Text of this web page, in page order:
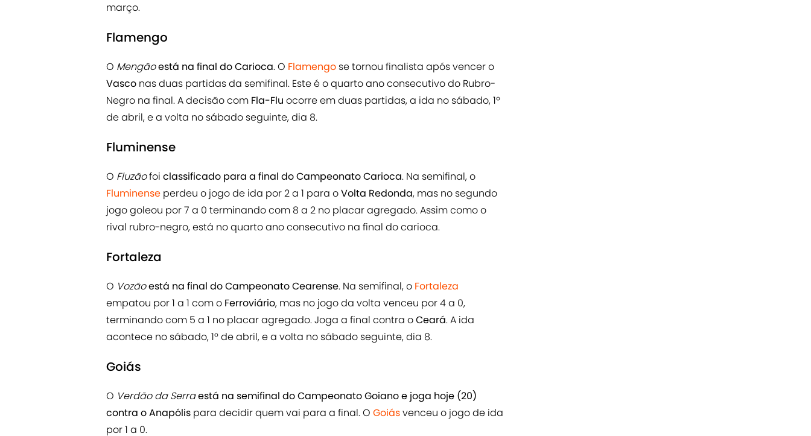
março.
Flamengo
O Mengãoestá na final do Carioca. O Flamengo se tornou finalista após vencer o
Vasco nas duas partidas da semifinal. Este é o quarto ano consecutivo do Rubro-
Negro na final. A decisão com Fla-Flu ocorre em duas partidas, a ida no sábado, 1º
de abril, e a volta no sábado seguinte, dia 8.
Fluminense
O Fluzãofoi classificado para a final do Campeonato Carioca. Na semifinal, o
Fluminense perdeu o jogo de ida por 2 a 1 para oVolta Redonda, mas no segundo
jogo goleou por 7 a 0 terminando com 8 a 2 no placar agregado. Assim como o
rival rubro-negro, está no quarto ano consecutivo na final do carioca.
Fortaleza
O Vozãoestá na final do Campeonato Cearense. Na semifinal, o Fortaleza
empatou por 1 a 1 com o Ferroviário, mas no jogo da volta venceu por 4 a 0,
terminando com 5 a 1 no placar agregado. Joga a final contra oCeará. A ida
acontece no sábado, 1º de abril, e a volta no sábado seguinte, dia 8.
Goiás
O Verdão da Serraestá na semifinal do Campeonato Goiano e joga hoje (20)
contra o Anapólis para decidir quem vai para a final. O Goiásvenceu o jogo de ida
por 1 a 0.